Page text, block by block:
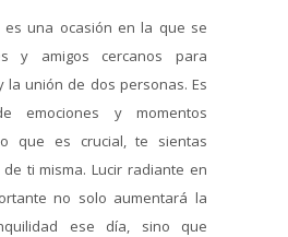
una ocasión en la que se
y amigos cercanos para
la unión de dos personas. Es
emociones y momentos
que es crucial, te sientas
ti misma. Lucir radiante en
no solo aumentará la
ese día, sino que